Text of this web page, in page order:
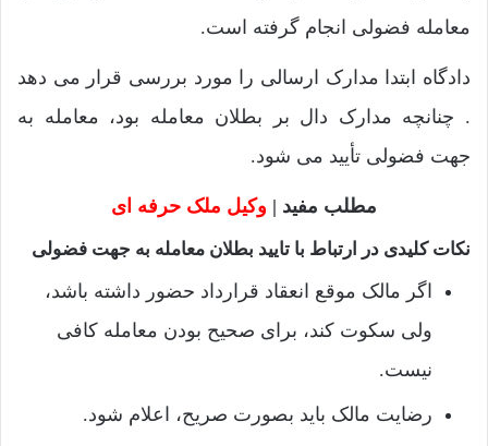
معامله فضولی انجام گرفته است.
دادگاه ابتدا مدارک ارسالی را مورد بررسی قرار می دهد
. چنانچه مدارک دال بر بطلان معامله بود، معامله به
جهت فضولی تأیید می شود.
مطلب مفید | وکیل ملک حرفه ای
نکات کلیدی در ارتباط با تایید بطلان معامله به جهت فضولی
اگر مالک موقع انعقاد قرارداد حضور داشته باشد،
ولی سکوت کند، برای صحیح بودن معامله کافی
نیست.
رضایت مالک باید بصورت صریح، اعلام شود.